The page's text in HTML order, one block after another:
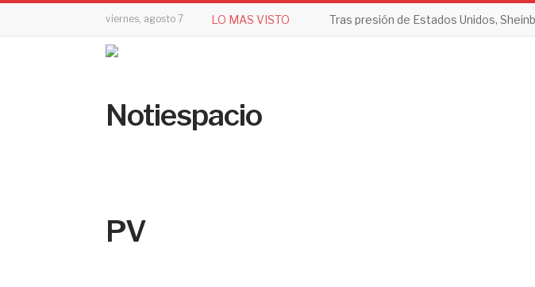
viernes, agosto 7 LO MAS VISTO